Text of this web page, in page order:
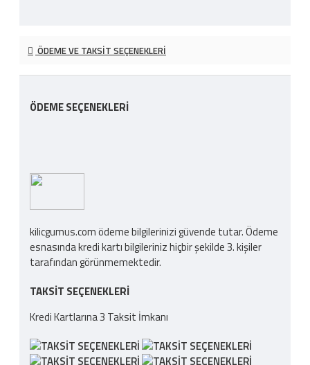
ÖDEME VE TAKSIT SEÇENEKLERI
ÖDEME SEÇENEKLERI
kilicgumus.com ödeme bilgilerinizi güvende tutar. Ödeme
esnasında kredi kartı bilgileriniz hiçbir şekilde 3. kişiler
tarafından görünmemektedir.
TAKSIT SEÇENEKLERI
Kredi Kartlarına 3 Taksit İmkanı